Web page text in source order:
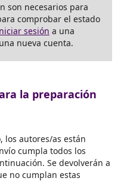
son necesarios para
comprobar el estado
sesión a una
nueva cuenta.
la preparación
los autores/as están
cumpla todos los
Se devolverán a
no cumplan estas